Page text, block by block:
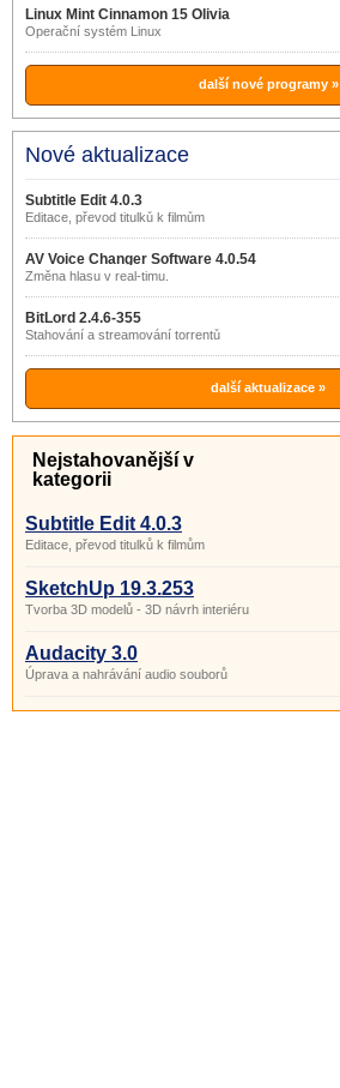
Linux Mint Cinnamon 15 Olivia
Operační systém Linux
další nové programy »
Nové aktualizace
Subtitle Edit 4.0.3
Editace, převod titulků k filmům
AV Voice Changer Software 4.0.54
Změna hlasu v real-timu.
BitLord 2.4.6-355
Stahování a streamování torrentů
další aktualizace »
Nejstahovanější v
kategorii
Subtitle Edit 4.0.3
Editace, převod titulků k filmům
SketchUp 19.3.253
Tvorba 3D modelů - 3D návrh interiéru
Audacity 3.0
Úprava a nahrávání audio souborů